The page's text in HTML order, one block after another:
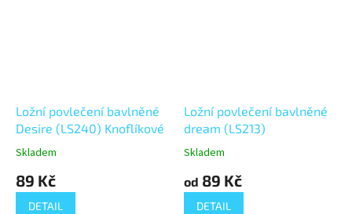
Ložní povlečení bavlněné
Desire (LS240) Knoflíkové
Skladem
89 Kč
DETAIL
Ložní povlečení bavlněné
dream (LS213)
Skladem
od 89 Kč
DETAIL